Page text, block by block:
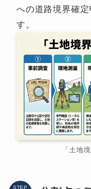
への道路境界確
す。
「土地
STEP